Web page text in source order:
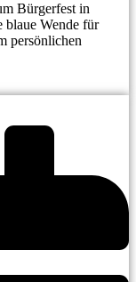
Bürgerfest in
blaue Wende für
persönlichen